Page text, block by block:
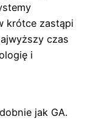
krótce zastąpi
czas
i
jak GA.